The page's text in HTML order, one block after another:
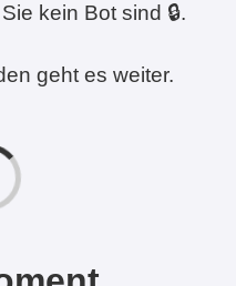
kein Bot sind 🔒.
geht es weiter.